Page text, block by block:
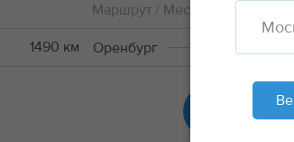
Маршрут / Место работ
1490 км Оренбург Москва